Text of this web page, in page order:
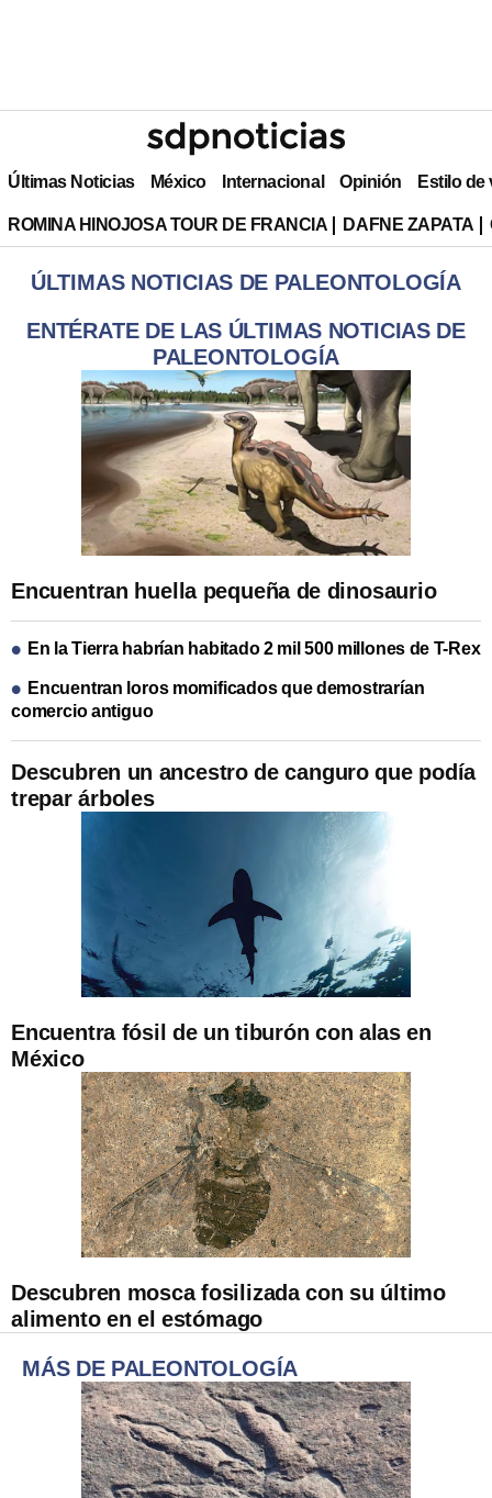
Últimas Noticias México Internacional Opinión Estilo de
ROMINA HINOJOSA TOUR DE FRANCIA DAFNE ZAPATA
ÚLTIMAS NOTICIAS DE PALEONTOLOGÍA
ENTÉRATE DE LAS ÚLTIMAS NOTICIAS DE
PALEONTOLOGÍA
Descubren un ancestro de canguro que podía
trepar árboles
Encuentra fósil de un tiburón con alas en
México
Encuentran huella pequeña de dinosaurio
En la Tierra habrían habitado 2 mil 500 millones de T-Rex
Encuentran loros momificados que demostrarían
comercio antiguo
Descubren mosca fosilizada con su último
alimento en el estómago
MÁS DE PALEONTOLOGÍA